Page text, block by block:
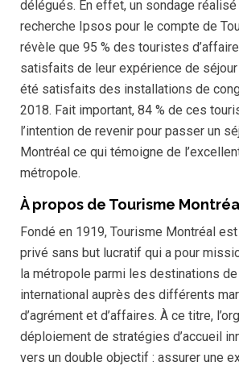
délégués. En effet, un sondage
recherche Ipsos pour le compte de
révèle que 95 % des touristes
satisfaits de leur expérience de
été satisfaits des installations de
2018. Fait important, 84 % de ces
l’intention de revenir pour passer un
Montréal ce qui témoigne de
métropole.
À propos de Tourisme
Fondé en 1919, Tourisme Montréal
privé sans but lucratif qui a pour
la métropole parmi les destinations
international auprès des différents
d’agrément et d’affaires. À ce titre,
déploiement de stratégies d’accueil
vers un double objectif : assurer une